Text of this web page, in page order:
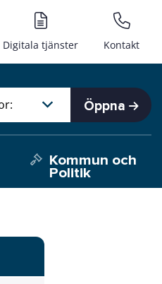
Digitala tjänster Kontakt
Öppna
Kommun och
Politik